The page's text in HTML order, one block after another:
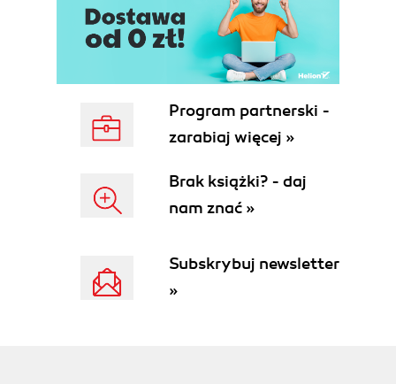
Program partnerski -
zarabiaj więcej »
Brak książki? - daj
nam znać »
Subskrybuj newsletter
»